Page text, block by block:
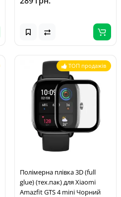
ТОП продажів
Полімерна плівка 3D (full
glue) (тех.пак) для Xiaomi
Amazfit GTS 4 mini Чорний